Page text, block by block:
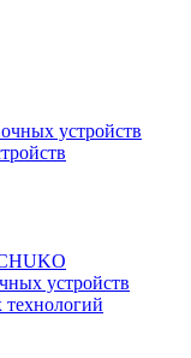
устройств
устройств